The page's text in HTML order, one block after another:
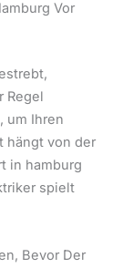
Vor
Regel
um Ihren
hängt von der
in hamburg
spielt
Bevor Der